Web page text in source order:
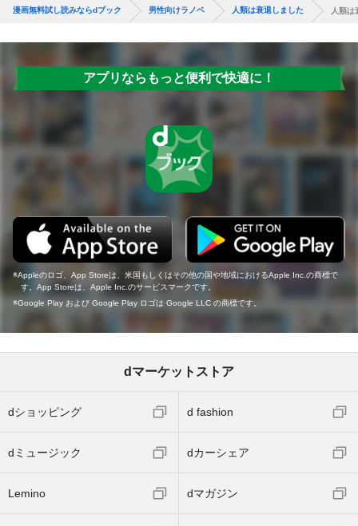
漫画無料試し読みならdブック 男性向けラノベ 人類は衰退しました 人類
アプリならもっと便利で快適に！
Appleのロゴ、App Storeは、米国もしくはその他の国や地域におけるApple Inc.の商標で
す。App Storeは、Apple Inc.のサービスマークです。
Google Play および Google Play ロゴは Google LLC の商標です。
dマーケットストア
dショッピング d fashion
dミュージック dカーシェア
Lemino dマガジン